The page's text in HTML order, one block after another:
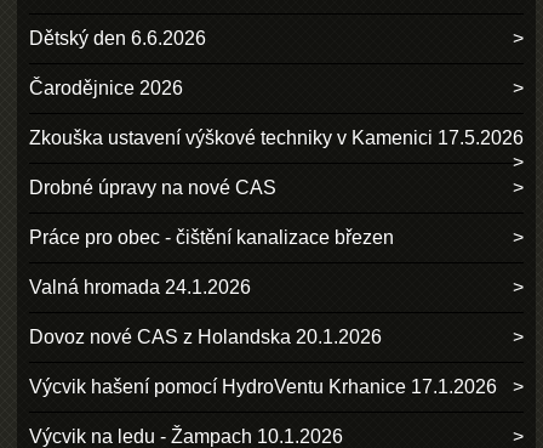
Dětský den 6.6.2026
Čarodějnice 2026
Zkouška ustavení výškové techniky v Kamenici 17.5.2026
Drobné úpravy na nové CAS
Práce pro obec - čištění kanalizace březen
Valná hromada 24.1.2026
Dovoz nové CAS z Holandska 20.1.2026
Výcvik hašení pomocí HydroVentu Krhanice 17.1.2026
Výcvik na ledu - Žampach 10.1.2026